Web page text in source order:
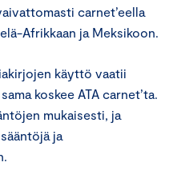
carnet’eella
Afrikkaan ja Meksikoon.
käyttö vaatii
koskee ATA carnet’ta.
mukaisesti, ja
ja